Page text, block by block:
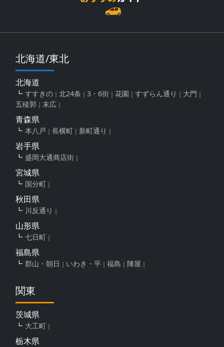
北海道/東北
北海道
すすきの 北24条 3・6街 花園 すずらん通り
大門
五稜郭
末広
青森県
本八戸 長横町 新町通り
岩手県
盛岡大通商店街
宮城県
国分町
秋田県
川反通り
山形県
七日町
福島県
郡山・朝日 いわき・平 福島 陣屋
関東
茨城県
大工町
栃木県